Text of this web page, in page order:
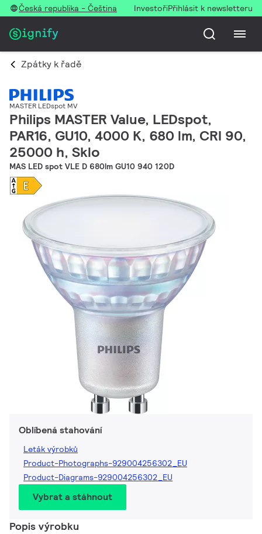
Česká republika - Čeština InvestořiPřihlásit k newsletteru
Zpátky k řadě
MASTER LEDspot MV
Philips MASTER Value, LEDspot,
PAR16, GU10, 4000 K, 680 lm, CRI 90,
25000 h, Sklo
MAS LED spot VLE D 680lm GU10 940 120D
Oblíbená stahování
Leták výrobků
Product-Photographs-929004256302_EU
Product-Diagrams-929004256302_EU
Vybrat a stáhnout
Popis výrobku